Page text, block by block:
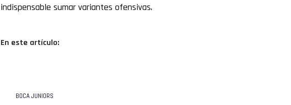
indispensable sumar variantes ofensivas.
En este artículo:
BOCA JUNIORS